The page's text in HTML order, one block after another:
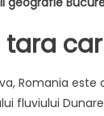
tara
Romania este
fluviului